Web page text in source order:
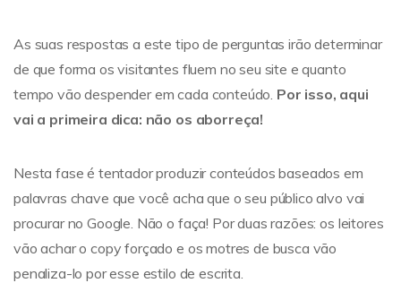
As suas respostas a este tipo de perguntas irão determinar
de que forma os visitantes fluem no seu site e quanto
tempo vão despender em cada conteúdo. Por isso, aqui
vai a primeira dica: não os aborreça!
Nesta fase é tentador produzir conteúdos baseados em
palavras chave que você acha que o seu público alvo vai
procurar no Google. Não o faça! Por duas razões: os leitores
vão achar o copy forçado e os motres de busca vão
penaliza-lo por esse estilo de escrita.